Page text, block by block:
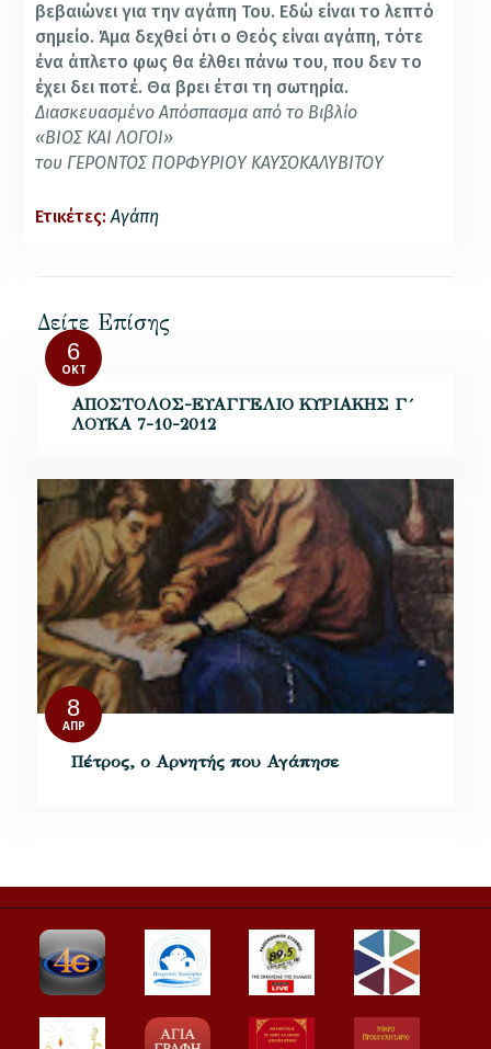
βεβαιώνει για την αγάπη Του. Εδώ είναι το λεπτό
σημείο. Άμα δεχθεί ότι ο Θεός είναι αγάπη, τότε
ένα άπλετο φως θα έλθει πάνω του, που δεν το
έχει δει ποτέ. Θα βρει έτσι τη σωτηρία.
Διασκευασμένο Απόσπασμα από το Βιβλίο
«ΒΙΟΣ ΚΑΙ ΛΟΓΟΙ»
του ΓΕΡΟΝΤΟΣ ΠΟΡΦΥΡΙΟΥ ΚΑΥΣΟΚΑΛΥΒΙΤΟΥ
Ετικέτες: Αγάπη
Δείτε Επίσης
6
ΟΚΤ
ΑΠΟΣΤΟΛΟΣ-ΕΥΑΓΓΕΛΙΟ ΚΥΡΙΑΚΗΣ Γ´
ΛΟΥΚΑ 7-10-2012
8
ΑΠΡ
Πέτρος, ο Αρνητής που Αγάπησε